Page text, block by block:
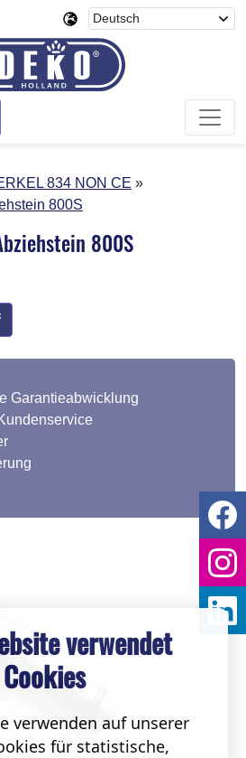
834 NON CE
800S
800S
Garantieabwicklung
verwendet
Cookies
verwenden auf unserer
für statistische,